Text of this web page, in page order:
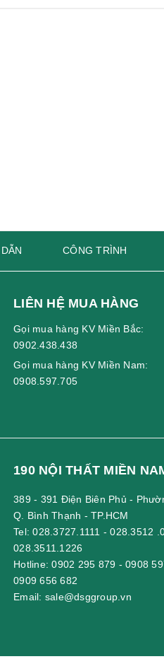
CÔNG TRÌNH
LIÊN HỆ MUA HÀNG
Gọi mua hàng KV Miền Bắc:
0902.438.438
Gọi mua hàng KV Miền Nam:
0908.597.705
190 NỘI THẤT MIỀN
389 - 391 Điện Biên Phủ -
Q. Bình Thạnh - TP.HCM
Tel:028.3727.1111 -028.3512
028.3511.1226
Hotline:0902 295 879 - 0908
0909 656 682
Email: sale@dsggroup.vn